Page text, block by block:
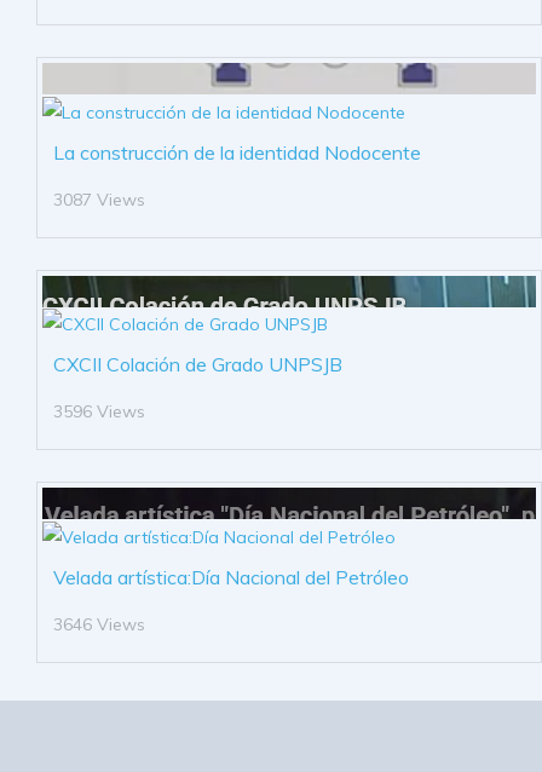
La construcción de la identidad Nodocente
3087 Views
CXCII Colación de Grado UNPSJB
3596 Views
Velada artística:Día Nacional del Petróleo
3646 Views